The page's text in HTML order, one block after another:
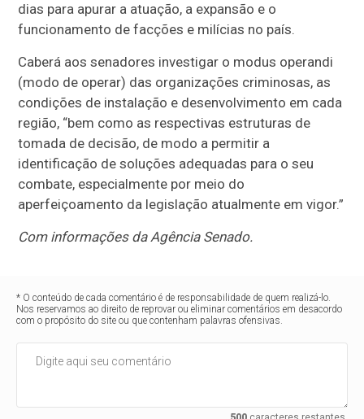
dias para apurar a atuação, a expansão e o
funcionamento de facções e milícias no país.
Caberá aos senadores investigar o modus operandi
(modo de operar) das organizações criminosas, as
condições de instalação e desenvolvimento em cada
região, “bem como as respectivas estruturas de
tomada de decisão, de modo a permitir a
identificação de soluções adequadas para o seu
combate, especialmente por meio do
aperfeiçoamento da legislação atualmente em vigor.”
Com informações da Agência Senado.
* O conteúdo de cada comentário é de responsabilidade de quem realizá-lo.
Nos reservamos ao direito de reprovar ou eliminar comentários em desacordo
com o propósito do site ou que contenham palavras ofensivas.